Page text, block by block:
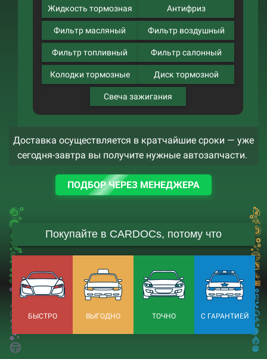
Жидкость тормозная Антифриз
Фильтр масляный Фильтр воздушный
Фильтр топливный Фильтр салонный
Колодки тормозные Диск тормозной
Свеча зажигания
Доставка осуществляется в кратчайшие сроки — уже
сегодня-завтра вы получите нужные автозапчасти.
ПОДБОР ЧЕРЕЗ МЕНЕДЖЕРА
Покупайте в CARDOCs, потому что
БЫСТРО ВЫГОДНО ТОЧНО С ГАРАНТИЕЙ